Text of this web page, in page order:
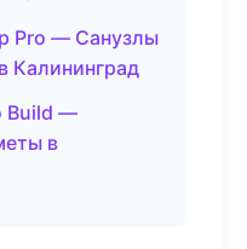
Pro — Санузлы
Калининград
Build —
в